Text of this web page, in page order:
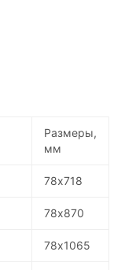
Размеры,
мм
78х718
78х870
78х1065